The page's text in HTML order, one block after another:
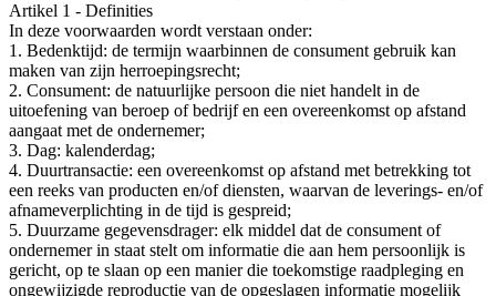
Artikel 1 - Definities
In deze voorwaarden wordt verstaan onder:
1. Bedenktijd: de termijn waarbinnen de consument gebruik kan
maken van zijn herroepingsrecht;
2. Consument: de natuurlijke persoon die niet handelt in de
uitoefening van beroep of bedrijf en een overeenkomst op afstand
aangaat met de ondernemer;
3. Dag: kalenderdag;
4. Duurtransactie: een overeenkomst op afstand met betrekking tot
een reeks van producten en/of diensten, waarvan de leverings- en/of
afnameverplichting in de tijd is gespreid;
5. Duurzame gegevensdrager: elk middel dat de consument of
ondernemer in staat stelt om informatie die aan hem persoonlijk is
gericht, op te slaan op een manier die toekomstige raadpleging en
ongewijzigde reproductie van de opgeslagen informatie mogelijk